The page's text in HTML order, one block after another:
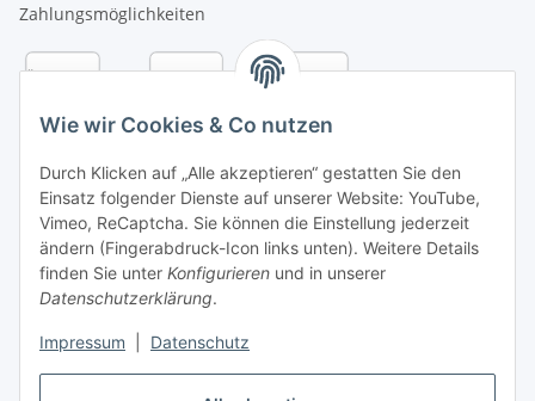
Wie wir Cookies & Co nutzen
Durch Klicken auf „Alle akzeptieren“ gestatten Sie den
Einsatz folgender Dienste auf unserer Website: YouTube,
Vimeo, ReCaptcha. Sie können die Einstellung jederzeit
ändern (Fingerabdruck-Icon links unten). Weitere Details
finden Sie unter Konfigurieren und in unserer
Datenschutzerklärung.
Impressum Datenschutz
Zahlungsmöglichkeiten